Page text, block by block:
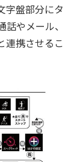
字盤部分にタ
やメール、
連携させるこ